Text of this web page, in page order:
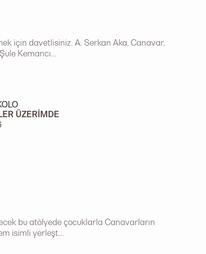
için davetlisiniz. A. Serkan Aka, Canavar,
Kemancı...
ÜZERIMDE
bu atölyede çocuklarla Canavarların
isimli yerleşt...